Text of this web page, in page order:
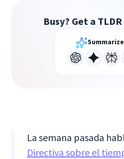
Busy? Get a
La semana pasada
Directiva sobre el